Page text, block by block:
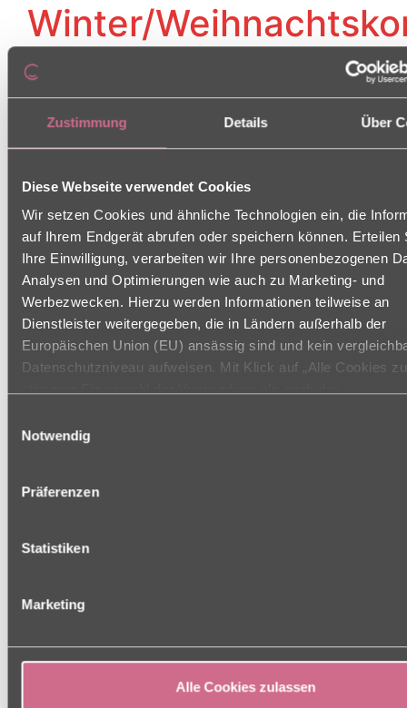
Zustimmung Details Über
Diese Webseite verwendet Cookies
Wir setzen Cookies und ähnliche Technologien ein, die
auf Ihrem Endgerät abrufen oder speichern können. Erteilen
Ihre Einwilligung, verarbeiten wir Ihre personenbezogenen
Analysen und Optimierungen wie auch zu Marketing- und
Werbezwecken. Hierzu werden Informationen teilweise an
Dienstleister weitergegeben, die in Ländern außerhalb der
Europäischen Union (EU) ansässig sind und kein
Datenschutzniveau aufweisen. Mit Klick auf „Alle Cookies
den Cookie-Einstellungen, in denen Sie auch weitere Details
Notwendig
Präferenzen
Statistiken
Marketing
Alle Cookies zulassen
Winter/
mit Gerd Hesse am
18.12.25
Schönen Melodien lauschten die Bewohner bei
professionellen Können, schaffte er eine
besinnliche Stimmung, aber auch Erinnerungen an
frühere Zeiten, von Elvis über Peter Alexander,
Fredy Quinn oder den traditionellen
Weihnachtsliedern beschwerte er allen eine
wunderbares Nachmittagskonzert. Eine
Bewohnerin meinte, „das Lied habe ich mit meinem
zukünftigen Mann bei unserem Tanzkursgehört“.
So war dies ein wunderbarer Einstieg in die
Adresse
97437 Haßfurt
09521 9540305